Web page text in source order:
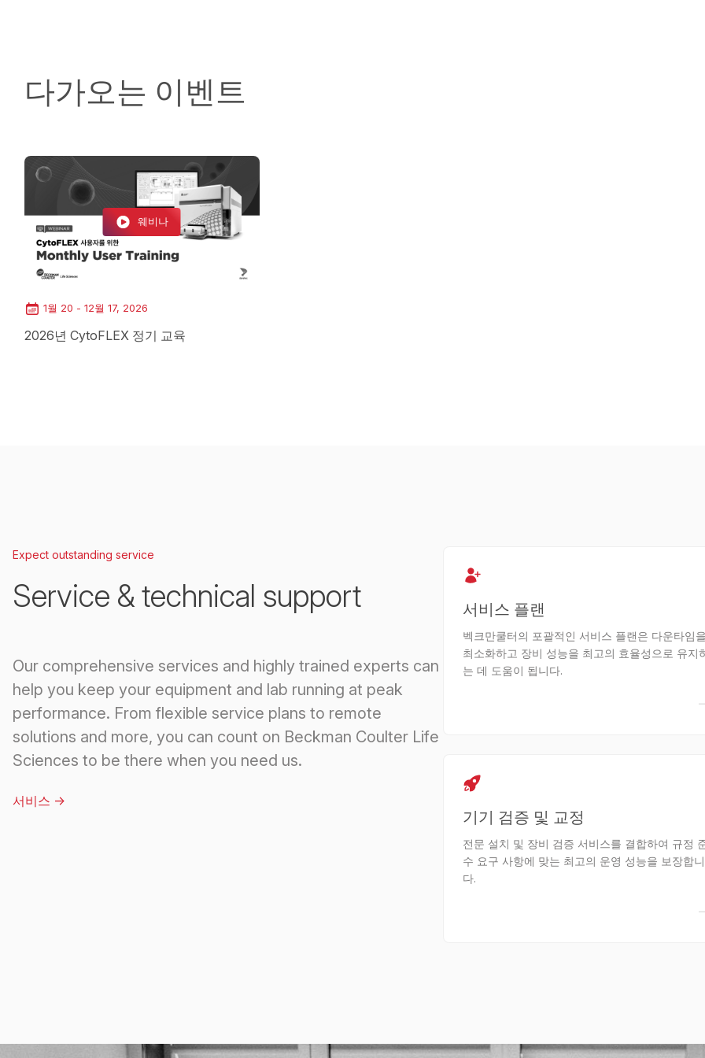
다가오는 이벤트
웨비나
1월 20 - 12월 17, 2026
2026년 CytoFLEX 정기 교육
Expect outstanding service
Service & technical support
Our comprehensive services and highly trained experts can
help you keep your equipment and lab running at peak
performance. From flexible service plans to remote
solutions and more, you can count on Beckman Coulter Life
Sciences to be there when you need us.
서비스 ->
서비스 플랜
벡크만쿨터의 포괄적인 서비스 플랜은 다운타임
최소화하고 장비 성능을 최고의 효율성으로 유지
는 데 도움이 됩니다.
기기 검증 및 교정
전문 설치 및 장비 검증 서비스를 결합하여 규정
수 요구 사항에 맞는 최고의 운영 성능을 보장합니
다.